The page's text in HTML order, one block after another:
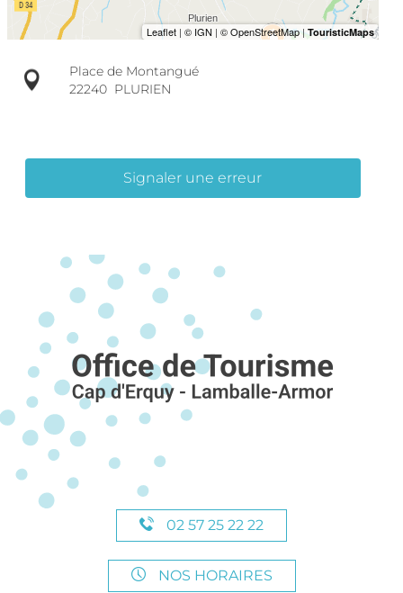
Place de Montangué
22240 PLURIEN
Signaler une erreur
02 57 25 22 22
NOS HORAIRES